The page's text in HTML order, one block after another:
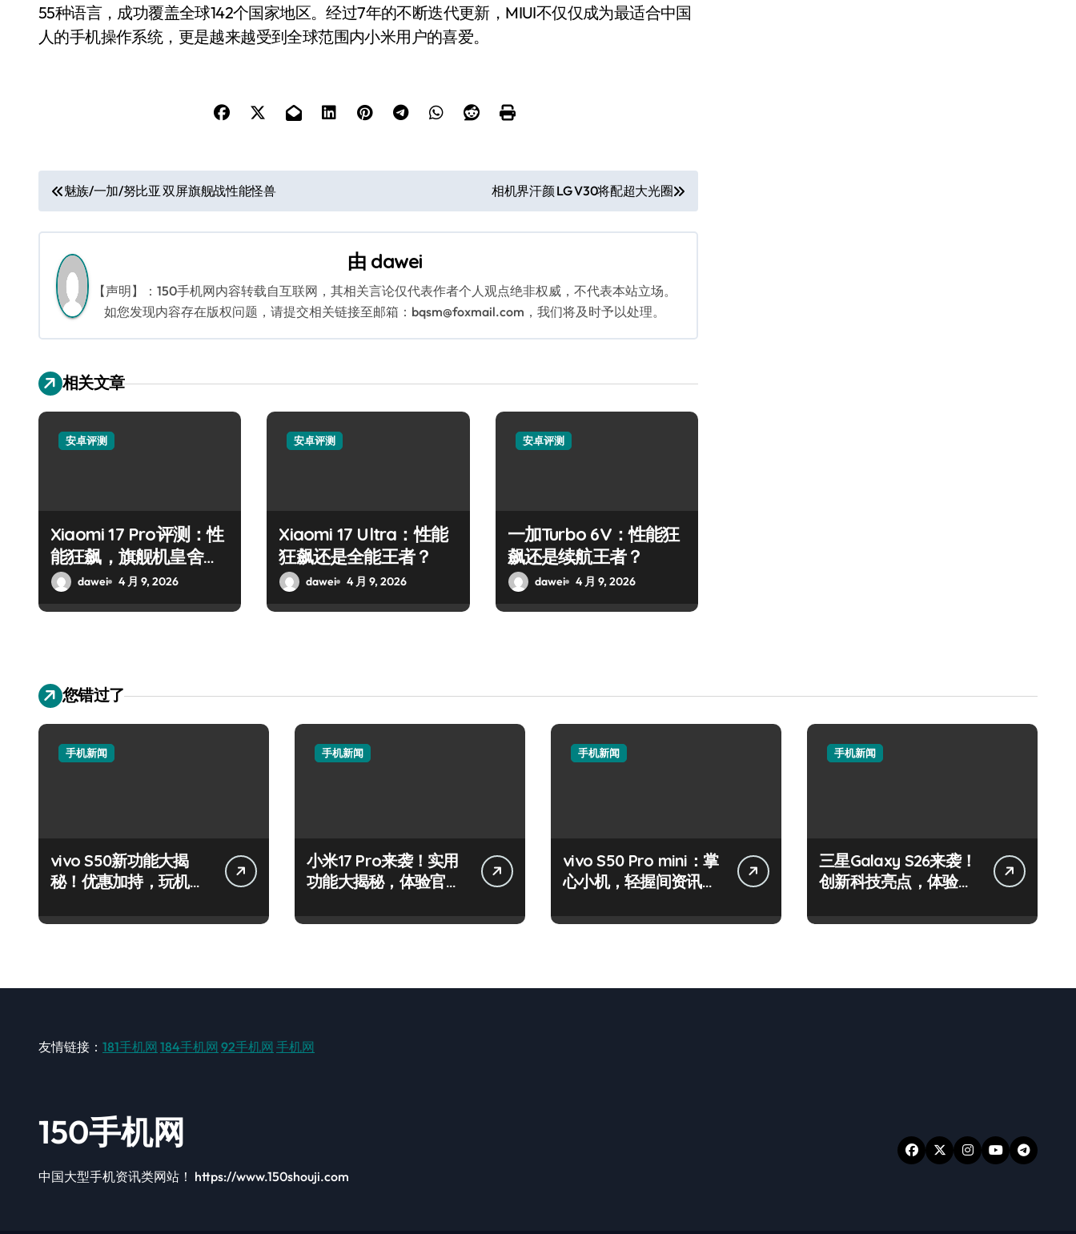
55种语言，成功覆盖全球142个国家地区。经过7年的不断迭代更新，MIUI不仅仅成为最适合中国
人的手机操作系统，更是越来越受到全球范围内小米用户的喜爱。
文
章
导
航
魅族/一加/努比亚 双屏旗舰战性能怪兽 相机界汗颜 LG V30将配超大光圈
由 dawei
【声明】：150手机网内容转载自互联网，其相关言论仅代表作者个人观点绝非权威，不代表本站立场。
如您发现内容存在版权问题，请提交相关链接至邮箱：bqsm@foxmail.com，我们将及时予以处理。
相关文章
安卓评测
Xiaomi 17 Pro评测：性
能狂飙，旗舰机皇舍它
其谁！
dawei 4 月 9, 2026
安卓评测
Xiaomi 17 Ultra：性能
狂飙还是全能王者？
dawei 4 月 9, 2026
安卓评测
一加Turbo 6V：性能狂
飙还是续航王者？
dawei 4 月 9, 2026
您错过了
手机新闻
vivo S50新功能大揭
秘！优惠加持，玩机效
手机新闻
小米17 Pro来袭！实用
功能大揭秘，体验官带
手机新闻
vivo S50 Pro mini：掌
心小机，轻握间资讯全
手机新闻
三星Galaxy S26来袭！
创新科技亮点，体验官
友情链接： 181手机网 184手机网 92手机网 手机网
150手机网
中国大型手机资讯类网站！ https://www.150shouji.com